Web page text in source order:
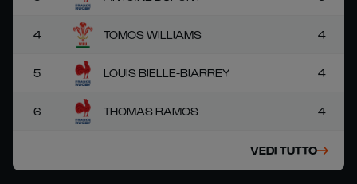
4 TOMOS WILLIAMS 4
5 LOUIS BIELLE-BIARREY 4
6 THOMAS RAMOS 4
VEDI TUTTO